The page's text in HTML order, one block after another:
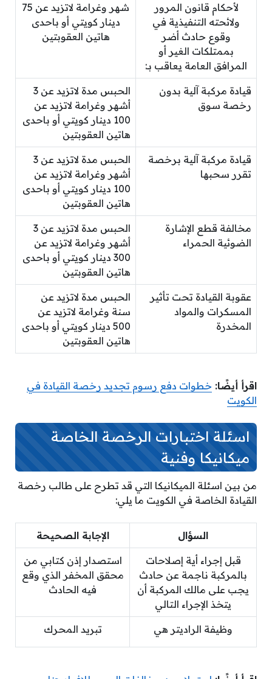
لأحكام قانون المرور
ولائحته التنفيذية في
وقوع حادث أضر
بممتلكات الغير أو
المرافق العامة يعاقب بـ:
شهر وغرامة لاتزيد عن 75
دينار كويتي أو باحدى
هاتين العقوبتين
قيادة مركبة آلية بدون
رخصة سوق
الحبس مدة لاتزيد عن 3
أشهر وغرامة لاتزيد عن
100 دينار كويتي أو باحدى
هاتين العقوبتين
قيادة مركبة آلية برخصة
تقرر سحبها
الحبس مدة لاتزيد عن 3
أشهر وغرامة لاتزيد عن
100 دينار كويتي أو باحدى
هاتين العقوبتين
مخالفة قطع الإشارة
الضوئية الحمراء
الحبس مدة لاتزيد عن 3
أشهر وغرامة لاتزيد عن
300 دينار كويتي أو باحدى
هاتين العقوبتين
عقوبة القيادة تحت تأثير
المسكرات والمواد
المخدرة
الحبس مدة لاتزيد عن
سنة وغرامة لاتزيد عن
500 دينار كويتي أو باحدى
هاتين العقوبتين
اقرأ أيضًا: خطوات دفع رسوم تجديد رخصة القيادة في
الكويت
اسئلة اختبارات الرخصة الخاصة
ميكانيكا وفنية
من بين اسئلة الميكانيكا التي قد تطرح على طالب رخصة
القيادة الخاصة في الكويت ما يلي:
السؤال الإجابة الصحيحة
قبل إجراء أية إصلاحات
بالمركبة ناجمة عن حادث
يجب على مالك المركبة أن
يتخذ الإجراء التالي
استصدار إذن كتابي من
محقق المخفر الذي وقع
فيه الحادث
وظيفة الراديتر هي تبريد المحرك